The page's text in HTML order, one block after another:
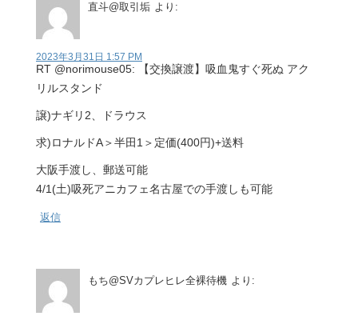
直斗@取引垢 より:
2023年3月31日 1:57 PM
RT @norimouse05: 【交換譲渡】吸血鬼すぐ死ぬ アク
リルスタンド
譲)ナギリ2、ドラウス
求)ロナルドA＞半田1＞定価(400円)+送料
大阪手渡し、郵送可能
4/1(土)吸死アニカフェ名古屋での手渡しも可能
返信
もち@SVカプレヒレ全裸待機 より: